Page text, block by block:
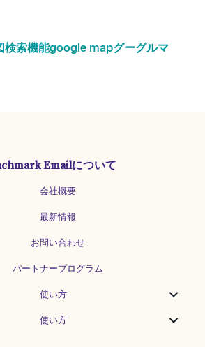
検索機能google mapグーグルマ
Emailについて
会社概要
最新情報
お問い合わせ
パートナープログラム
使い方
使い方